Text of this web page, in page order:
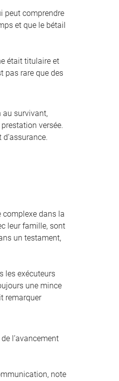
peut comprendre
et que le bétail
était titulaire et
pas rare que des
au survivant,
versée.
complexe dans la
leur famille, sont
un testament,
les exécuteurs
une mince
remarquer
l’avancement
note